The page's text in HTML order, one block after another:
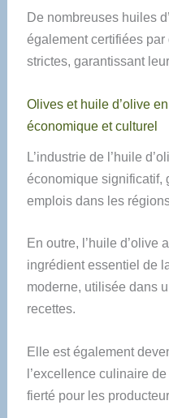
De nombreuses huiles
également certifiées
strictes, garantissant
Olives et huile d’olive
économique et culturel
L’industrie de l’huile
économique significatif,
emplois dans les
En outre, l’huile d’olive
ingrédient essentiel de
moderne, utilisée dans
recettes.
Elle est également
l’excellence culinaire
fierté pour les